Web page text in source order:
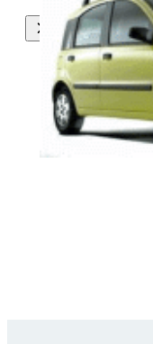
Alle onderdelen van